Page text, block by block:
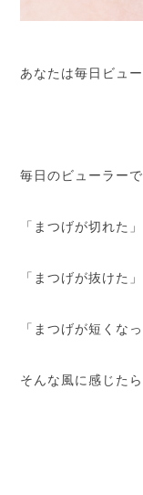
あなたは毎日ビュ
毎日のビューラーで
「まつげが切れた」
「まつげが抜けた」
「まつげが短くなっ
そんな風に感じた